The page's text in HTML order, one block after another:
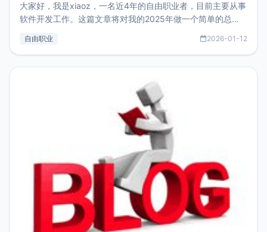
大家好，我是xiaoz，一名近4年的自由职业者，目前主要从事
软件开发工作。这篇文章将对我的2025年做一个简单的总
收入下降20%，但却过得很充实，2026年不求突破，但求保
自由职业 2026-01-12